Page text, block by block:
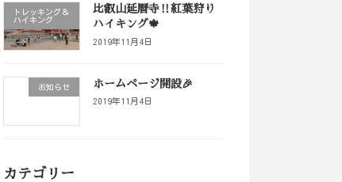
トレッキング＆
ハイキング
比叡山延暦寺‼️紅葉狩り
ハイキング🍁
2019年11月4日
お知らせ ホームページ開設🎉
2019年11月4日
カテゴリー